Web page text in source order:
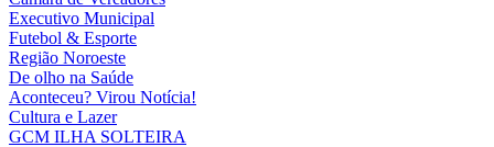
Executivo Municipal
Futebol & Esporte
Região Noroeste
De olho na Saúde
Aconteceu? Virou Notícia!
Cultura e Lazer
GCM ILHA SOLTEIRA